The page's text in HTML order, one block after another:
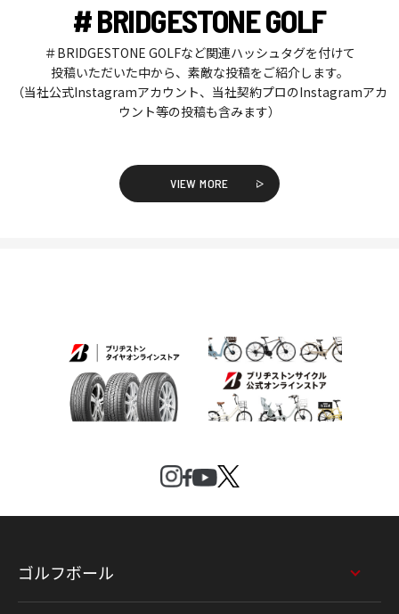
# BRIDGESTONE GOLF
＃BRIDGESTONE GOLFなど関連ハッシュタグを付けて
投稿いただいた中から、素敵な投稿をご紹介します。
（当社公式Instagramアカウント、当社契約プロのInstagramアカ
ウント等の投稿も含みます）
VIEW MORE
ゴルフボール